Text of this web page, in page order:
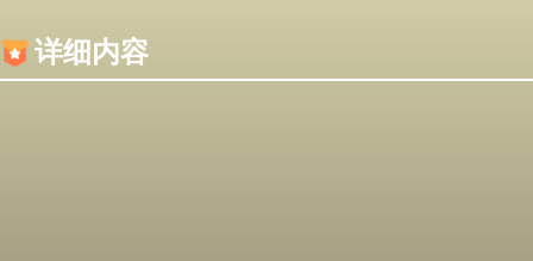
详细内容